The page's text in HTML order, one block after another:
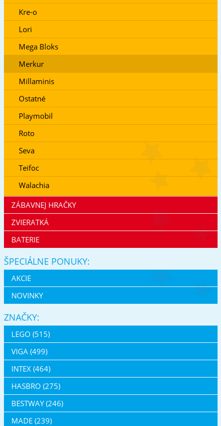
Kre-o
Lori
Mega Bloks
Merkur
Millaminis
Ostatné
Playmobil
Roto
Seva
Teifoc
Walachia
ZÁBAVNEJ HRAČKY
ZVIERATKÁ
BATERIE
ŠPECIÁLNE PONUKY:
AKCIE
NOVINKY
ZNAČKY:
LEGO (515)
VIGA (499)
INTEX (464)
HASBRO (275)
BESTWAY (246)
MADE (239)